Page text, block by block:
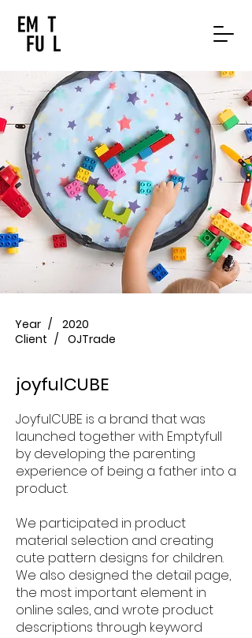
Year /
2020
Client / OJTrade
joyfulCUBE
JoyfulCUBE is a brand that was
launched together with Emptyfull
by developing the parenting
experience of being a father into a
product.
We participated in product
material selection and creating
cute pattern designs for children.
We also designed the detail page,
the most important element in
online sales, and wrote product
descriptions through keyword